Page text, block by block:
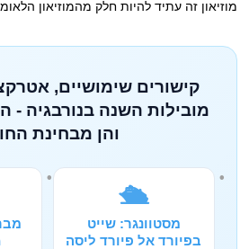
מוזיאון זה עתיד להיות חלק מהמוזיאון הלאומי
קישורים שימושיים,
מובילות השנה בנורבגיה -
והן מבחינת
🛳️
מסטוונגר: שייט
בפיורד אל פיורד ליסה